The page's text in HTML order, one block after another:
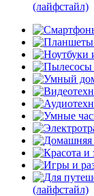
(лайфстайл)
(лайфстайл)